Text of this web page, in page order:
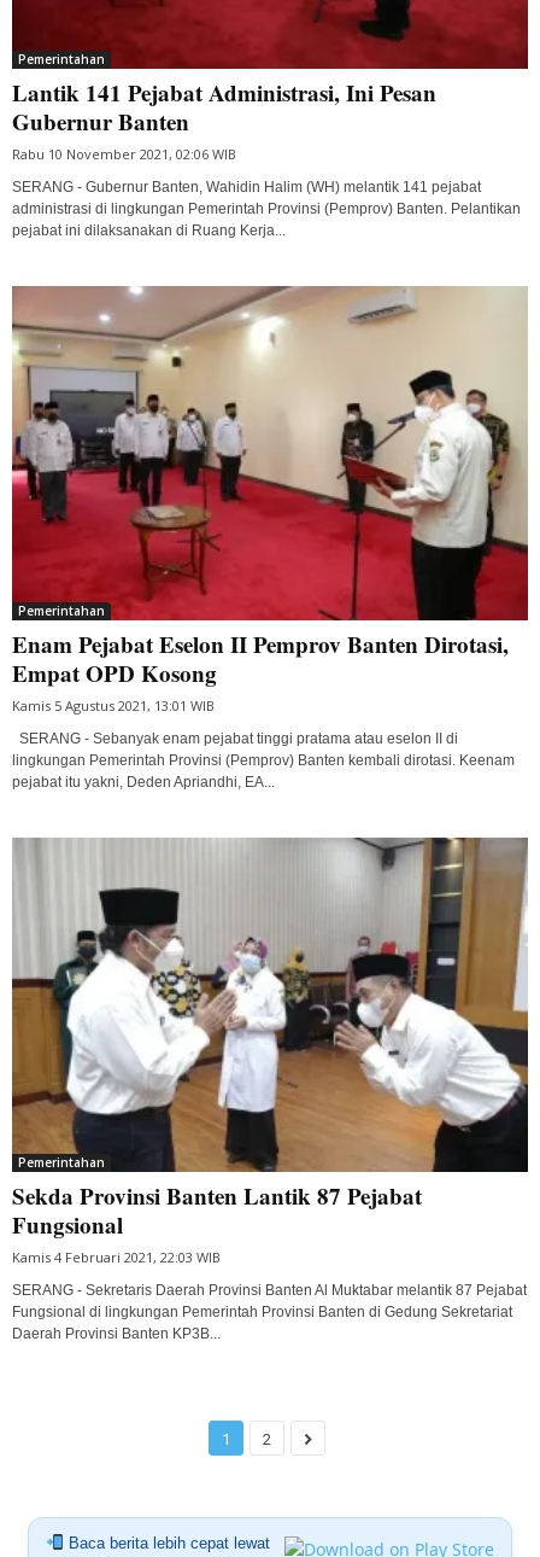
Pemerintahan
Lantik 141 Pejabat Administrasi, Ini Pesan
Gubernur Banten
Rabu 10 November 2021, 02:06 WIB
SERANG - Gubernur Banten, Wahidin Halim (WH) melantik 141 pejabat
administrasi di lingkungan Pemerintah Provinsi (Pemprov) Banten. Pelantikan
pejabat ini dilaksanakan di Ruang Kerja...
Pemerintahan
Enam Pejabat Eselon II Pemprov Banten Dirotasi,
Empat OPD Kosong
Kamis 5 Agustus 2021, 13:01 WIB
SERANG - Sebanyak enam pejabat tinggi pratama atau eselon II di
lingkungan Pemerintah Provinsi (Pemprov) Banten kembali dirotasi. Keenam
pejabat itu yakni, Deden Apriandhi, EA...
Pemerintahan
Sekda Provinsi Banten Lantik 87 Pejabat
Fungsional
Kamis 4 Februari 2021, 22:03 WIB
SERANG - Sekretaris Daerah Provinsi Banten Al Muktabar melantik 87 Pejabat
Fungsional di lingkungan Pemerintah Provinsi Banten di Gedung Sekretariat
Daerah Provinsi Banten KP3B...
1 2
Baca berita lebih cepat lewat